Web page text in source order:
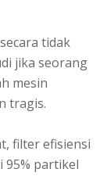
tidak
jika seorang
mesin
tragis.
filter efisiensi
95% partikel